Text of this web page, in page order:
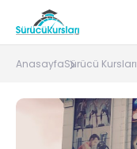
AnasayfaSürücü Kursları